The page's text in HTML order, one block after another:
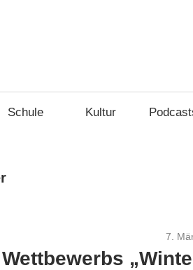
Schule Kultur
7.